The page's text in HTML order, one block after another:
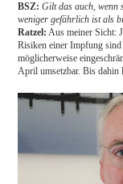
BSZ: Gilt das auch, wenn
weniger gefährlich ist als
Ratzel: Aus meiner Sicht:
Risiken einer Impfung
möglicherweise
April umsetzbar. Bis dahin